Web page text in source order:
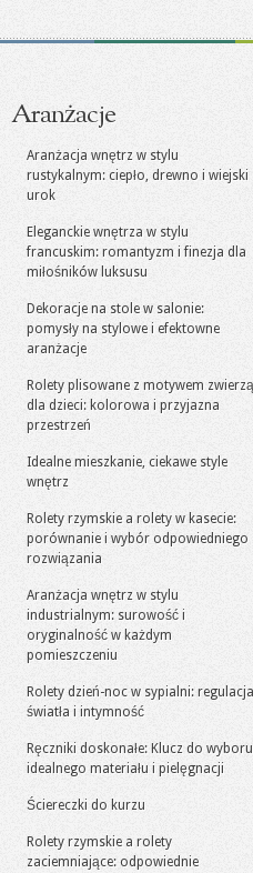
Aranżacje
Aranżacja wnętrz w stylu
rustykalnym: ciepło, drewno i wiejski
urok
Eleganckie wnętrza w stylu
francuskim: romantyzm i finezja dla
miłośników luksusu
Dekoracje na stole w salonie:
pomysły na stylowe i efektowne
aranżacje
Rolety plisowane z motywem
dla dzieci: kolorowa i przyjazna
przestrzeń
Idealne mieszkanie, ciekawe style
wnętrz
Rolety rzymskie a rolety w kasecie:
porównanie i wybór odpowiedniego
rozwiązania
Aranżacja wnętrz w stylu
industrialnym: surowość i
oryginalność w każdym
pomieszczeniu
Rolety dzień-noc w sypialni: regulacja
światła i intymność
Ręczniki doskonałe: Klucz do wyboru
idealnego materiału i pielęgnacji
Ściereczki do kurzu
Rolety rzymskie a rolety
zaciemniające: odpowiednie